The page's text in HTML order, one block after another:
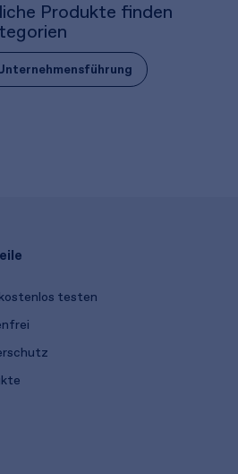
Produkte finden
testen